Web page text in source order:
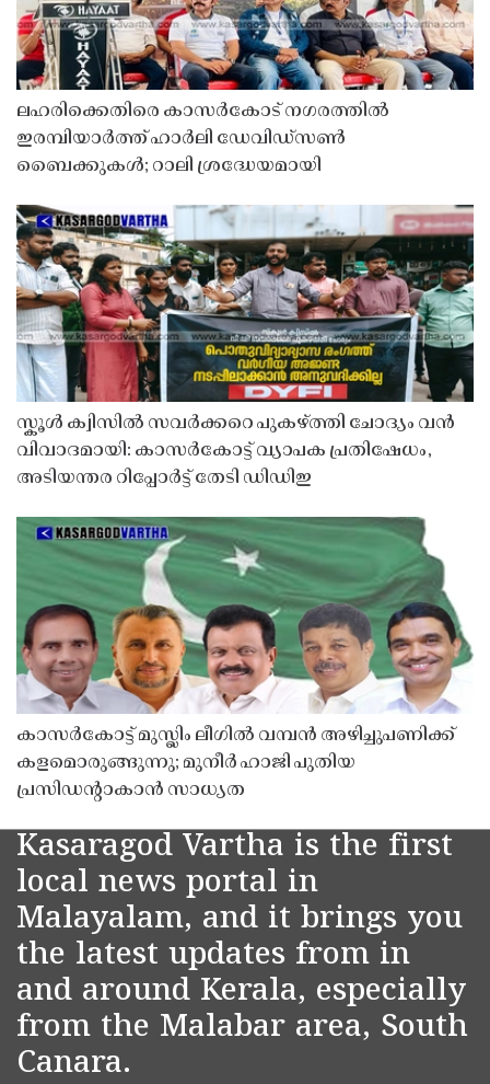
ലഹരിക്കെതിരെ കാസർകോട് നഗരത്തിൽ
ഇരമ്പിയാർത്ത് ഹാർലി ഡേവിഡ്‌സൺ
ബൈക്കുകൾ; റാലി ശ്രദ്ധേയമായി
സ്കൂൾ ക്വിസിൽ സവർക്കറെ പുകഴ്ത്തി ചോദ്യം വൻ
വിവാദമായി: കാസർകോട്ട് വ്യാപക പ്രതിഷേധം,
അടിയന്തര റിപ്പോർട്ട് തേടി ഡിഡിഇ
കാസർകോട്ട് മുസ്ലിം ലീഗിൽ വമ്പൻ അഴിച്ചുപണിക്ക്
കളമൊരുങ്ങുന്നു; മുനീർ ഹാജി പുതിയ
പ്രസിഡൻ്റാകാൻ സാധ്യത
Kasaragod Vartha is the first
local news portal in
Malayalam, and it brings you
the latest updates from in
and around Kerala, especially
from the Malabar area, South
Canara.